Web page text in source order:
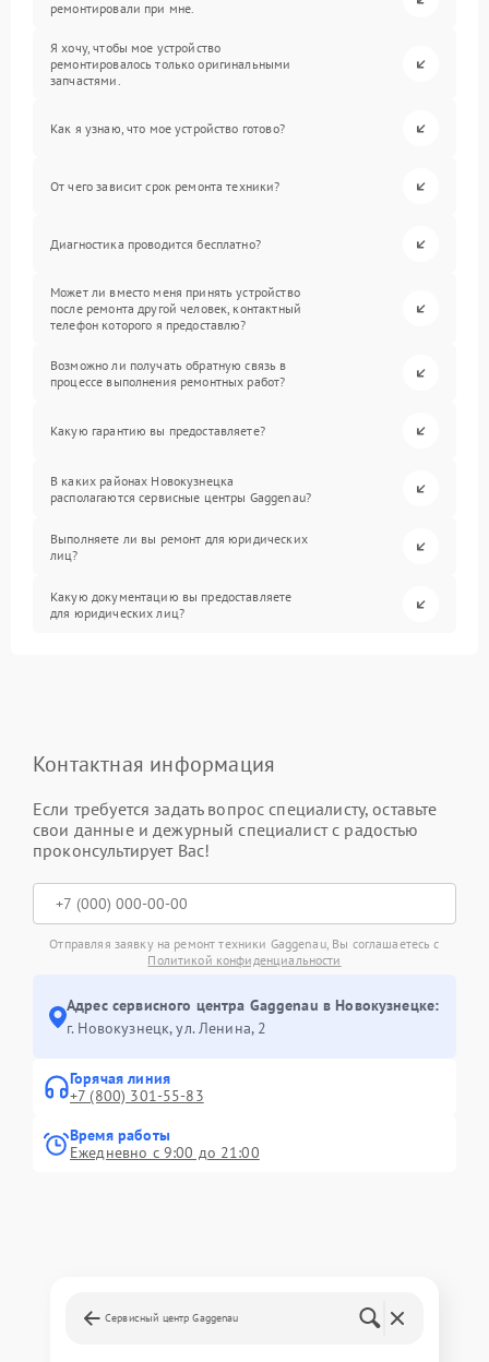
ремонтировали при мне.
Я хочу, чтобы мое устройство
ремонтировалось только оригинальными
запчастями.
Как я узнаю, что мое устройство готово?
От чего зависит срок ремонта техники?
Диагностика проводится бесплатно?
Может ли вместо меня принять устройство
после ремонта другой человек, контактный
телефон которого я предоставлю?
Возможно ли получать обратную связь в
процессе выполнения ремонтных работ?
Какую гарантию вы предоставляете?
В каких районах Новокузнецка
располагаются сервисные центры Gaggenau?
Выполняете ли вы ремонт для юридических
лиц?
Какую документацию вы предоставляете
для юридических лиц?
Контактная информация
Если требуется задать вопрос специалисту, оставьте
свои данные и дежурный специалист с радостью
проконсультирует Вас!
Отправляя заявку на ремонт техники Gaggenau, Вы соглашаетесь с
Политикой конфиденциальности
Адрес сервисного центра Gaggenau в Новокузнецке:
г. Новокузнецк, ул. Ленина, 2
Горячая линия
+7 (800) 301-55-83
Время работы
Ежедневно с 9:00 до 21:00
Сервисный центр Gaggenau